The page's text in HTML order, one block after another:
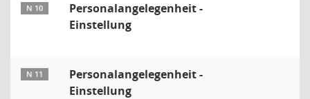
N 10
Personalangelegenheit -
Einstellung
N 11
Personalangelegenheit -
Einstellung